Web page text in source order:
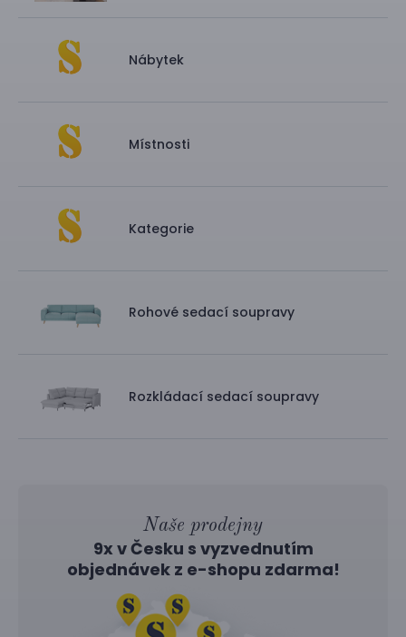
Nábytek
Místnosti
Kategorie
Rohové sedací soupravy
Rozkládací sedací soupravy
Naše prodejny
9x v Česku s vyzvednutím
objednávek z e-shopu zdarma!